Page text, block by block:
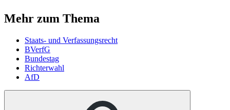
Mehr zum Thema
Staats- und Verfassungsrecht
BVerfG
Bundestag
Richterwahl
AfD